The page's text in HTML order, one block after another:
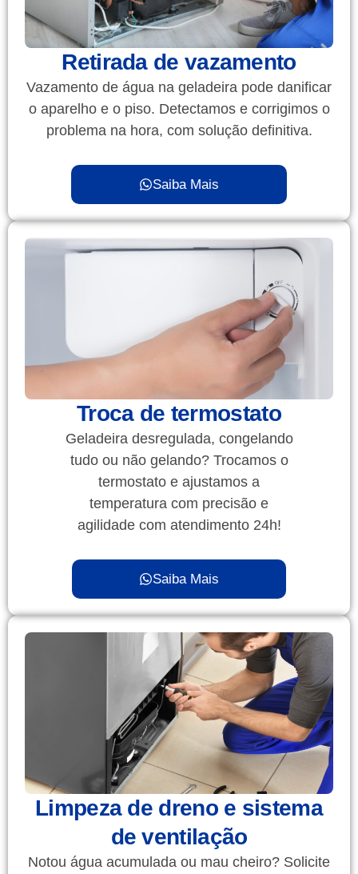
Retirada de vazamento
Vazamento de água na geladeira pode danificar
o aparelho e o piso. Detectamos e corrigimos o
problema na hora, com solução definitiva.
Saiba Mais
Troca de termostato
Geladeira desregulada, congelando
tudo ou não gelando? Trocamos o
termostato e ajustamos a
temperatura com precisão e
agilidade com atendimento 24h!
Saiba Mais
Limpeza de dreno e sistema
de ventilação
Notou água acumulada ou mau cheiro? Solicite